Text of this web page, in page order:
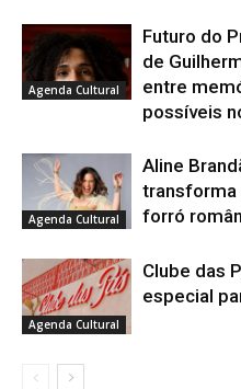
Agenda Cultural
Futuro do
de
entre
possíveis
Agenda Cultural
Aline
transforma
forró
Agenda Cultural
Clube das
especial